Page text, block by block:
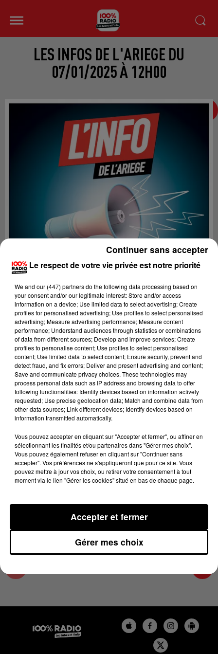
LES INFOS DE L'ARIEGE DU
07/01/2025 À 12H00
Lecture (2 min 21 sec)
100%
100% Radio les infos de l'Ariege
7 janvier 2025 - 2 min 21 sec
LES INFOS DE L'ARIEGE DU 07/01/2025 À
12H00
Podcasts infos de l'Ariège
Le respect de votre vie privée est notre priorité
We and our (447) partnersdo the following data processing based on
your consent and/or our legitimate interest: Store and/or access
information on a device; Use limited data to select advertising; Create
profiles for personalised advertising; Use profiles to select personalised
advertising; Measure advertising performance; Measure content
performance; Understand audiences through statistics or combinations
of data from different sources; Develop and improve services; Create
profiles to personalise content; Use profiles to select personalised
content; Use limited data to select content; Ensure security, prevent and
detect fraud, and fix errors; Deliver and present advertising and content;
Save and communicate privacy choices. These technologies may
process personal data such as IP address and browsing data to offer
following functionalities: Identify devices based on information actively
requested; Use precise geolocation data; Match and combine data from
other data sources; Link different devices; Identify devices based on
information transmitted automatically.
Vous pouvez accepter en cliquant sur "Accepter et fermer", ou affiner en
sélectionnant les finalités et/ou partenaires dans "Gérer mes choix".
Vous pouvez également refuser en cliquant sur "Continuer sans
accepter". Vos préférences ne s'appliqueront que pour ce site. Vous
pouvez mettre à jour vos choix, ou retirer votre consentement à tout
moment via le lien "Gérer les cookies" situé en bas de chaque page.
Gérer mes choix
Accepter et fermer
Continuer sans accepter